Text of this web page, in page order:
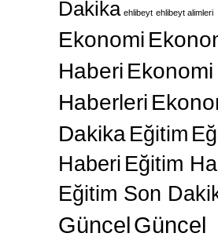
Dakika ehlibeyt ehlibeyt alimleri
Ekonomi
Haberi Ekonomi
Haberleri
Dakika Eğitim
Haberi Eğitim
Eğitim Son
GüncelGüncel